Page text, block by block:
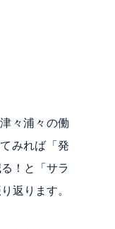
々浦々の働
みれば「発
！と「サラ
返ります。